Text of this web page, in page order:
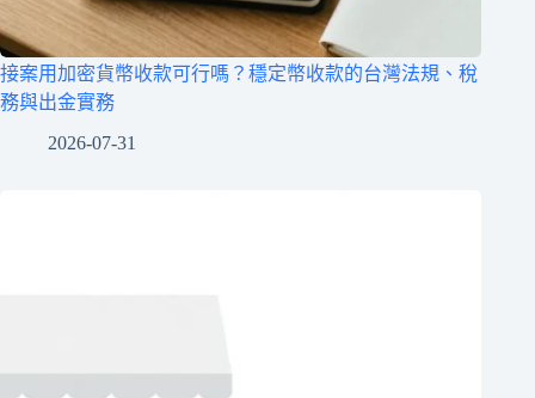
接案用加密貨幣收款可行嗎？穩定幣收款的台灣法規、稅
務與出金實務
2026-07-31